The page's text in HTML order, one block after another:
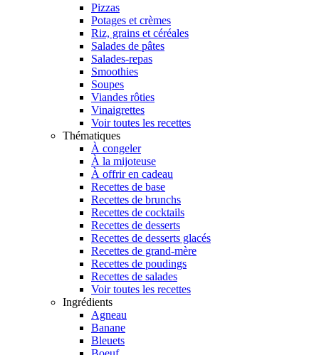
Pizzas
Potages et crèmes
Riz, grains et céréales
Salades de pâtes
Salades-repas
Smoothies
Soupes
Viandes rôties
Vinaigrettes
Voir toutes les recettes
Thématiques
À congeler
À la mijoteuse
À offrir en cadeau
Recettes de base
Recettes de brunchs
Recettes de cocktails
Recettes de desserts
Recettes de desserts glacés
Recettes de grand-mère
Recettes de poudings
Recettes de salades
Voir toutes les recettes
Ingrédients
Agneau
Banane
Bleuets